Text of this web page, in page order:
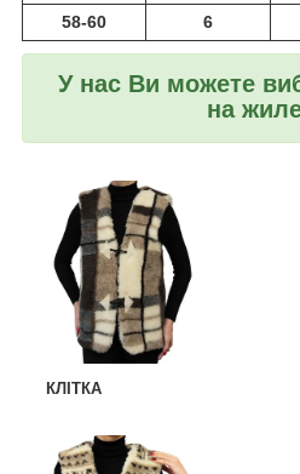
58-60
6
У нас Ви можете
на
КЛІТКА